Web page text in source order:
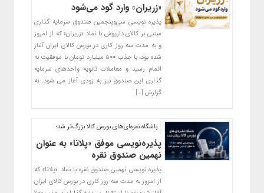
«زریران» وارد گود می‌شود
پذیره‌ نویسی سی‌وپنجمین صندوق سرمایه گذاری
مبتنی بر کالای داریوش با نماد «زریران» که از امروز
و به مدت سه روز کاری در بورس کالای ایران آغاز
شده بود، با جذب ۵۰۰ میلیارد تومان با موفقیت به
اتمام رسید و معاملات ثانویه واحدهای سرمایه
گذاری این صندوق نیز به زودی آغاز می شود. به
گزارش […]
باشگاه نقره‌ای‌های بورس کالا بزرگ‌تر شد؛
پذیره‌نویسی موفق «پلاتا» به عنوان
نهمین صندوق نقره
پذیره‌ نویسی نهمین صندوق نقره با نماد «پلاتا» که
از امروز به مدت سه روز کاری در بورس کالای ایران